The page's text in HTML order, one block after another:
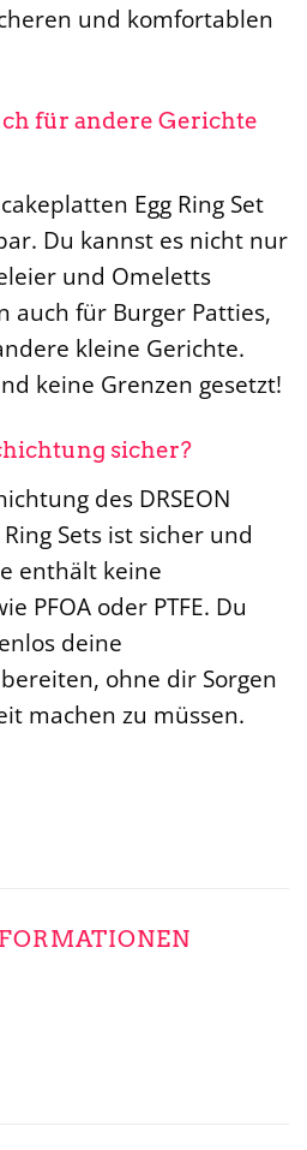
und komfortablen
für andere Gerichte
Egg Ring Set
Du kannst es nicht nur
und Omeletts
auch für Burger Patties,
kleine Gerichte.
keine Grenzen gesetzt!
sicher?
des DRSEON
Sets ist sicher und
enthält keine
PFOA oder PTFE. Du
deine
ohne dir Sorgen
machen zu müssen.